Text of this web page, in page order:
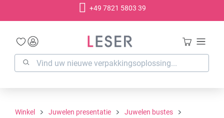
+49 7821 5803 39
Winkel Juwelen presentatie
Juwelen bustes